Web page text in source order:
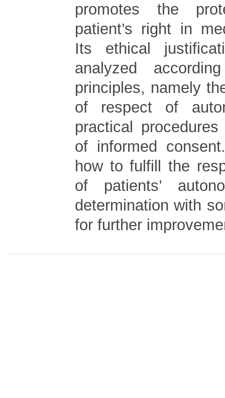
promotes the
patient’s right in
Its ethical
analyzed
principles, namely
of respect of
practical
of informed
how to fulfill the
of patients’
determination with
for further